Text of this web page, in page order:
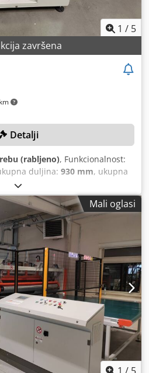
1 / 5
završena
Detalji
(rabljeno), Funkcionalnost:
duljina: 930 mm, ukupna
visina:
TEHNIČKE KARAKTERISTIKE
sat DETALJI O STROJU
stroja: 930 × 1.530 ×
jednofazno/dvofazno Snaga:
pakiranje 6 različitih programa
Mali oglasi
1 / 5